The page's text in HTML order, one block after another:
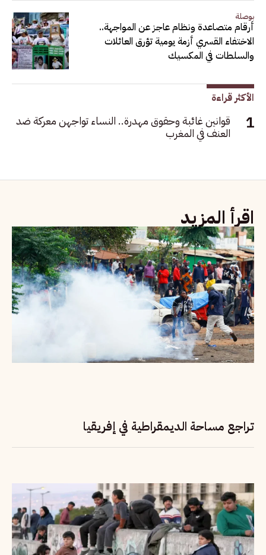
بوصلة
أرقام متصاعدة ونظام عاجز عن المواجهة..
الاختفاء القسري أزمة يومية تؤرق العائلات
والسلطات في المكسيك
الأكثر قراءة
قوانين غائبة وحقوق مهدرة.. النساء تواجهن معركة ضد
العنف في المغرب
اقرأ المزيد
تراجع مساحة الديمقراطية في إفريقيا